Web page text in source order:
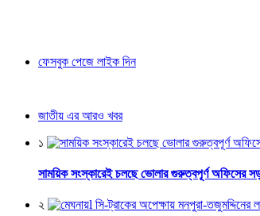
ফেসবুক পেজে লাইক দিন
জাতীয় এর আরও খবর
১
সাময়িক সংস্কারেই চলছে ভোলার গুরুত্বপূর্ণ অফিসের
২